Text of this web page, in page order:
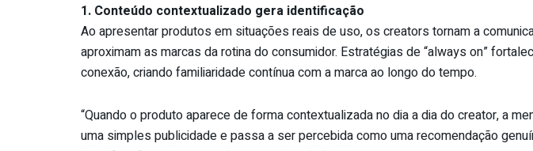
1. Conteúdo contextualizado gera identificação
Ao apresentar produtos em situações reais de uso, os creators tornam a
aproximam as marcas da rotina do consumidor. Estratégias de “always on”
conexão, criando familiaridade contínua com a marca ao longo do tempo.
“Quando o produto aparece de forma contextualizada no dia a dia do creator, a
uma simples publicidade e passa a ser percebida como uma recomendação